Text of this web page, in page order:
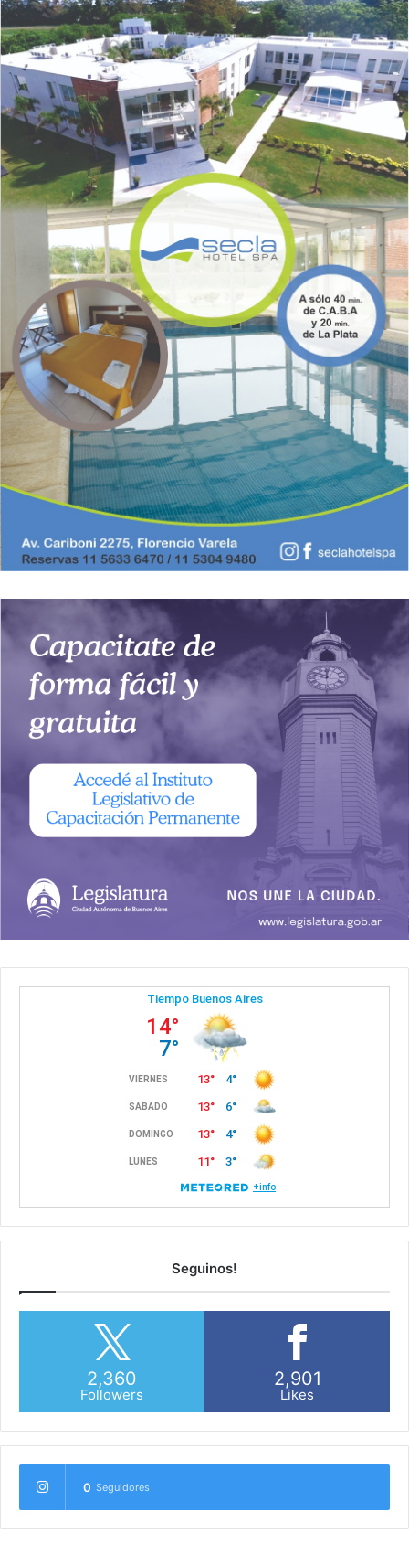
Seguinos!
2,360
Followers
2,901
Likes
0 Seguidores